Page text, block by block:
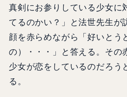
真剣にお参りしている少女に
てるのかい？」と法世先生が
顔を赤らめながら「好いとう
の）・・・」と答える。その
少女が恋をしているのだろう
る。